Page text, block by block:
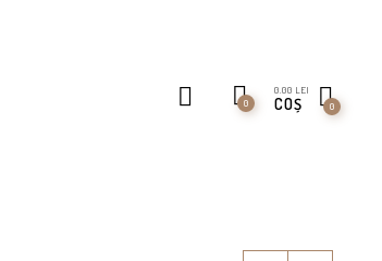
0
0.00 LEI
COȘ 0